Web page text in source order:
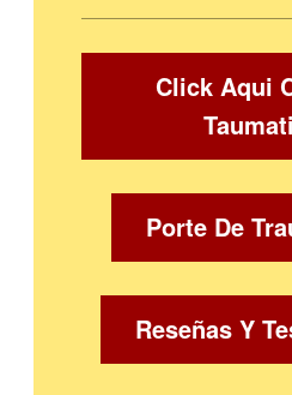
Click Aqui
Porte De
Reseñas Y